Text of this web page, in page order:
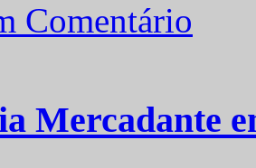
Comentário
Mercadante